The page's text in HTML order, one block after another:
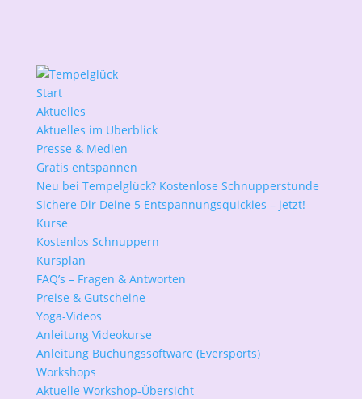
Start
Aktuelles
Aktuelles im Überblick
Presse & Medien
Gratis entspannen
Neu bei Tempelglück? Kostenlose Schnupperstunde
Sichere Dir Deine 5 Entspannungsquickies – jetzt!
Kurse
Kostenlos Schnuppern
Kursplan
FAQ’s – Fragen & Antworten
Preise & Gutscheine
Yoga-Videos
Anleitung Videokurse
Anleitung Buchungssoftware (Eversports)
Workshops
Aktuelle Workshop-Übersicht